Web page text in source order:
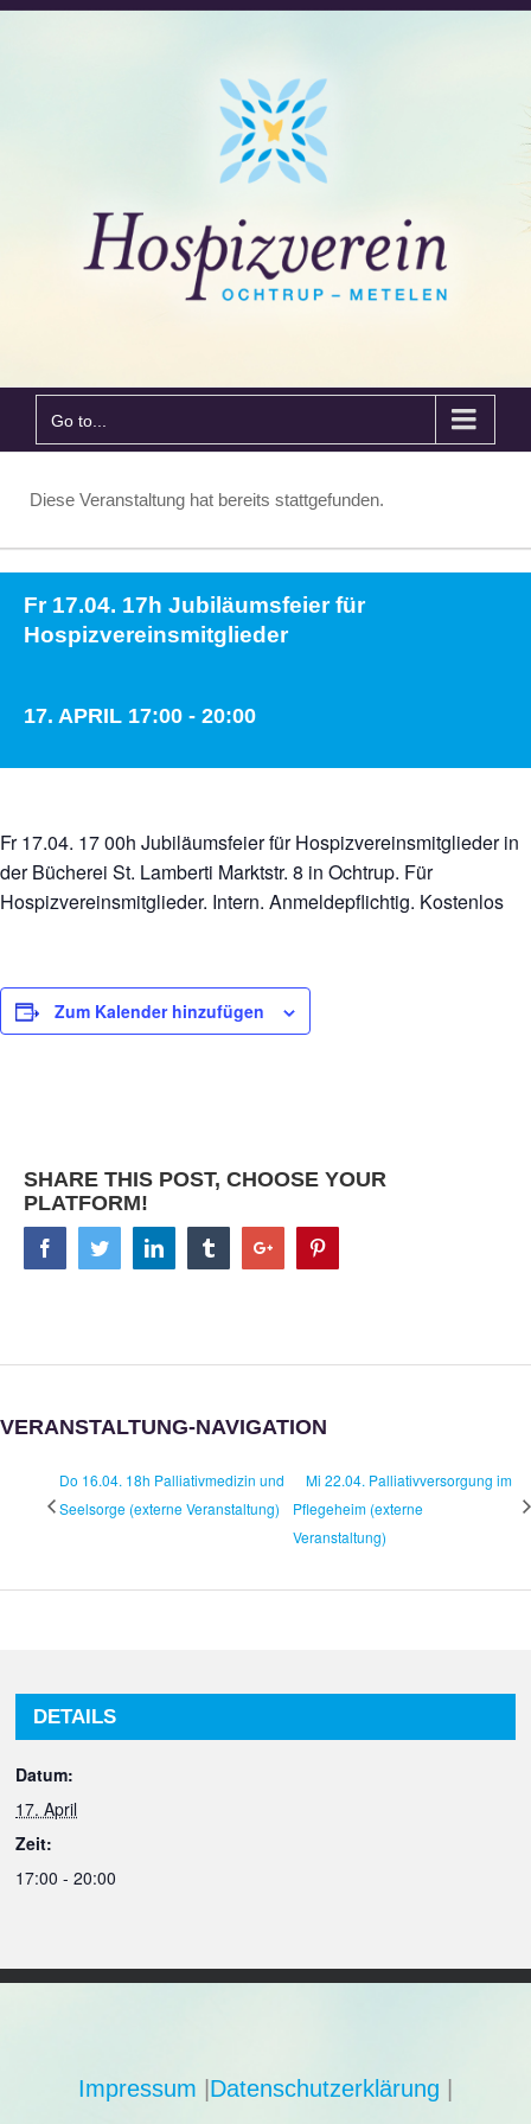
Go to...
Diese Veranstaltung hat bereits stattgefunden.
Fr 17.04. 17h Jubiläumsfeier für
Hospizvereinsmitglieder
17. APRIL 17:00 - 20:00
Fr 17.04. 17 00h Jubiläumsfeier für Hospizvereinsmitglieder in
der Bücherei St. Lamberti Marktstr. 8 in Ochtrup. Für
Hospizvereinsmitglieder. Intern. Anmeldepflichtig. Kostenlos
Zum Kalender hinzufügen
SHARE THIS POST, CHOOSE YOUR
PLATFORM!
FacebookTwitterLinkedin TumblrGoogle+
VERANSTALTUNG-NAVIGATION
Do 16.04. 18h Palliativmedizin und
Seelsorge (externe Veranstaltung)
Mi 22.04. Palliativversorgung im
Pflegeheim (externe
Veranstaltung)
DETAILS
Datum:
17. April
Zeit:
17:00 - 20:00
Impressum Datenschutzerklärung